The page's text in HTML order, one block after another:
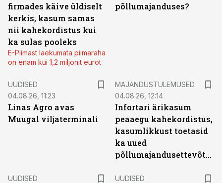
firmades käive üldiselt
kerkis, kasum samas
nii kahekordistus kui
ka sulas pooleks
E-Piimast laekumata piimaraha
on enam kui 1,2 miljonit eurot
põllumajanduses?
UUDISED
04.08.26, 11:23
Linas Agro avas
Muugal viljaterminali
MAJANDUSTULEMUSED
04.08.26, 12:14
Infortari ärikasum
peaaegu kahekordistus,
kasumlikkust toetasid
ka uued
põllumajandusettevõtted
UUDISED
UUDISED